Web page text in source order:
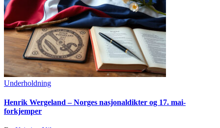
Underholdning
Henrik Wergeland – Norges nasjonaldikter og 17. mai-
forkjemper